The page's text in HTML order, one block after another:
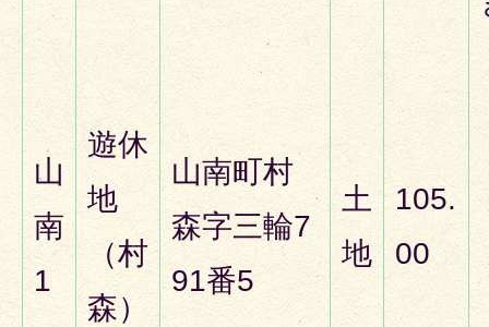
山
南
1
遊休
地
（村
森）
山南町村
森字三輪7
91番5
土
地
105.
00